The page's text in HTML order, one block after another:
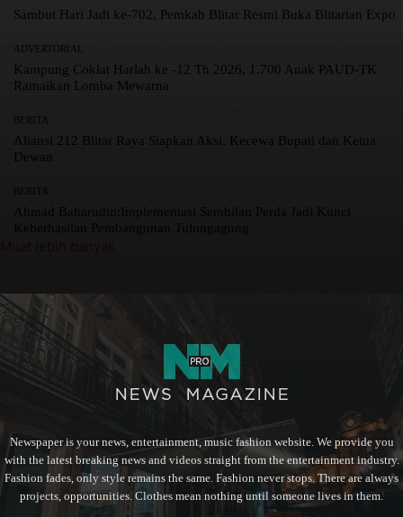
Sambut Hari Jadi ke-702, Pemkab Blitar Resmi Buka Blitarian Expo
ADVERTORIAL
Kampung Coklat Harlah ke -12 Th 2026, 1.700 Anak PAUD-TK
Ramaikan Lomba Mewarna
BERITA
Aliansi 212 Blitar Raya Siapkan Aksi, Kecewa Bupati dan Ketua
Dewan
BERITA
Ahmad Baharudin:Implementasi Sembilan Perda Jadi Kunci
Newspaper is your news, entertainment, music fashion website. We provide you
with the latest breaking news and videos straight from the entertainment industry.
Fashion fades, only style remains the same. Fashion never stops. There are always
projects, opportunities. Clothes mean nothing until someone lives in them.